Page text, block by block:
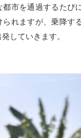
都市を通過するたび
られますが、乗降す
していきます。